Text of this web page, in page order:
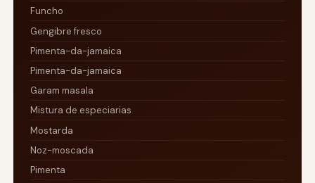
Funcho
Gengibre fresco
Pimenta-da-jamaica
Pimenta-da-jamaica
Garam masala
Mistura de especiarias
Mostarda
Noz-moscada
Pimenta